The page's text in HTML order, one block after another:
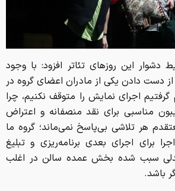
دشوار این روزهای تئاتر افزود: با وجود
دست دادن یکی از مادران اعضای گروه در
اجرای نمایش را متوقف نکنیم، چرا
مناسبی برای نقد منصفانه و اعتراض
هر تلاشی بی‌پاسخ نمی‌ماند؛ گروه ما
برای اجرای بعدی برنامه‌ریزی و تبلیغ
سبب شده بخش عمده سالن در اغلب
باشد.